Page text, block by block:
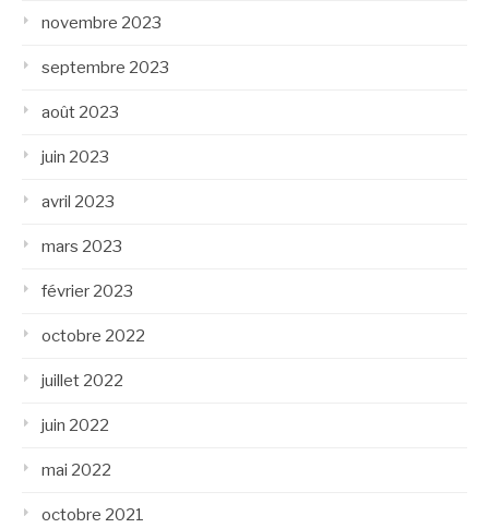
novembre 2023
septembre 2023
août 2023
juin 2023
avril 2023
mars 2023
février 2023
octobre 2022
juillet 2022
juin 2022
mai 2022
octobre 2021